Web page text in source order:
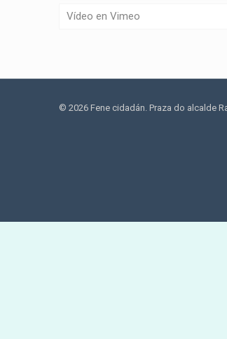
Vídeo en Vimeo
© 2026 Fene cidadán. Praza do alcalde